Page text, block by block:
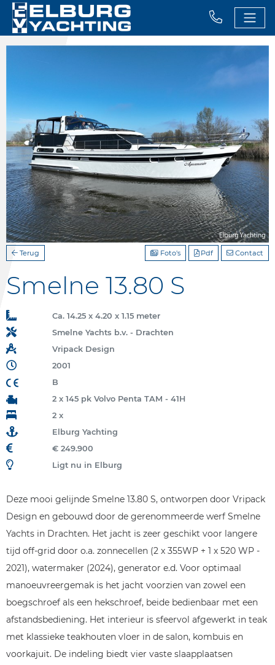
Terug Contact
Pdf
Foto's
Smelne 13.80 S
Ca. 14.25 x 4.20 x 1.15 meter
Smelne Yachts b.v. - Drachten
Vripack Design
2001
B
2 x 145 pk Volvo Penta TAM - 41H
2 x
Elburg Yachting
€ 249.900
Ligt nu in Elburg
Deze mooi gelijnde Smelne 13.80 S, ontworpen door Vripack
Design en gebouwd door de gerenommeerde werf Smelne
Yachts in Drachten. Het jacht is zeer geschikt voor langere
tijd off-grid door o.a. zonnecellen (2 x 355WP + 1 x 520 WP -
2021), watermaker (2024), generator e.d. Voor optimaal
manoeuvreergemak is het jacht voorzien van zowel een
boegschroef als een hekschroef, beide bedienbaar met een
afstandsbediening. Het interieur is sfeervol afgewerkt in teak
met klassieke teakhouten vloer in de salon, kombuis en
voorkajuit. De indeling biedt vier vaste slaapplaatsen